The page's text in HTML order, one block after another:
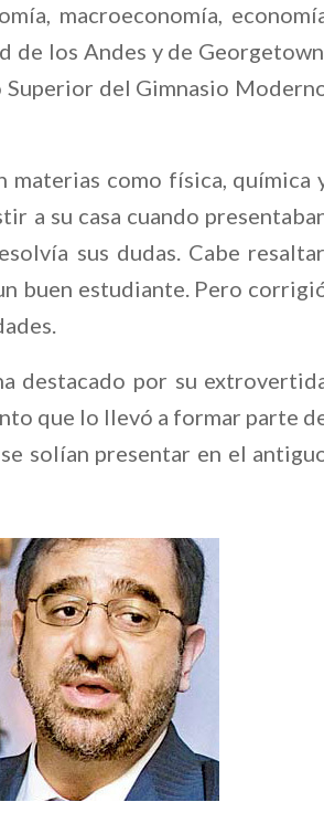
macroeconomía,
de los Andes y de
del Gimnasio
materias como física, química
a su casa cuando
sus dudas. Cabe
buen estudiante. Pero
destacado por su
que lo llevó a formar parte
solían presentar en el